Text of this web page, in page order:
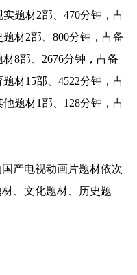
题材2部、470分钟，占
材2部、800分钟，占备
8部、2676分钟，占备
材15部、4522分钟，占
题材1部、128分钟，占
产电视动画片题材依次
、文化题材、历史题